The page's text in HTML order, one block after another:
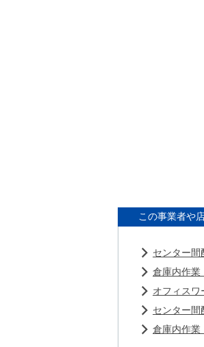
この事業者や
センター間
倉庫内作業
オフィスワ
センター間
倉庫内作業